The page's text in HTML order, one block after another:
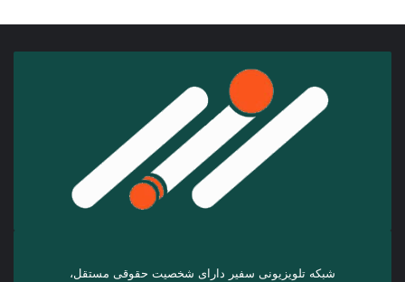
شبکه تلویزیونی سفیر دارای شخصیت حقوقی مستقل،